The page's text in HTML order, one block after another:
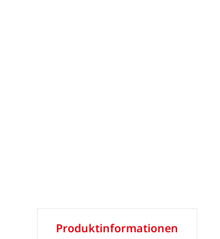
Produktinformationen